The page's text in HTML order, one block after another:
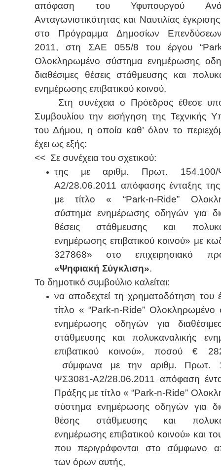
απόφαση του Υφυπουργού
Ανταγωνιστικότητας και Ναυτιλίας
στο Πρόγραμμα Δημοσίων
2011, στη ΣΑΕ 055/8 του έργου “
Ολοκληρωμένο σύστημα ενημέρωσης
διαθέσιμες θέσεις στάθμευσης και
ενημέρωσης επιβατικού κοινού.
Στη συνέχεια ο Πρόεδρος έθεσε
Συμβουλίου την εισήγηση της Τεχνικής
του Δήμου, η οποία καθ’ όλον το
έχει ως εξής:
<< Σε συνέχεια του σχετικού:
της με αριθμ. Πρωτ. 154.100/
Α2/28.06.2011 απόφασης ένταξης
με τίτλο « “Park-n-Ride”
σύστημα ενημέρωσης οδηγών για
θέσεις στάθμευσης και
ενημέρωσης επιβατικού κοινού» με
327868» στο επιχειρησιακό
«Ψηφιακή Σύγκλιση».
Το δημοτικό συμβούλιο καλείται:
να αποδεχτεί τη χρηματοδότηση του
τίτλο «“Park-n-Ride” Ολοκληρωμένο
ενημέρωσης οδηγών για
στάθμευσης και πολυκαναλικής
επιβατικού κοινού», ποσού €
σύμφωνα με την αριθμ. Πρωτ.
ΨΣ3081-Α2/28.06.2011 απόφαση
Πράξης με τίτλο «“Park-n-Ride”
σύστημα ενημέρωσης οδηγών για
θέσης στάθμευσης και
ενημέρωσης επιβατικού κοινού» και
που περιγράφονται στο σύμφωνο
των όρων αυτής,